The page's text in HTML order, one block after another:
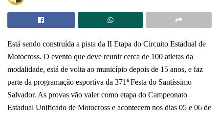
Está sendo construída a pista da II Etapa do Circuito Estadual de
Motocross. O evento que deve reunir cerca de 100 atletas da
modalidade, está de volta ao município depois de 15 anos, e faz
parte da programação esportiva da 371ª Festa do Santíssimo
Salvador. As provas vão valer como etapa do Campeonato
Estadual Unificado de Motocross e acontecem nos dias 05 e 06 de